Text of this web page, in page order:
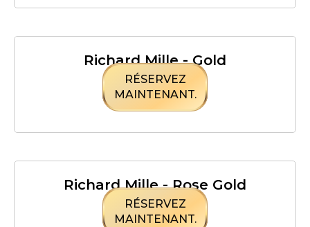
Richard Mille - Gold
RÉSERVEZ
MAINTENANT.
Richard Mille - Rose Gold
RÉSERVEZ
MAINTENANT.